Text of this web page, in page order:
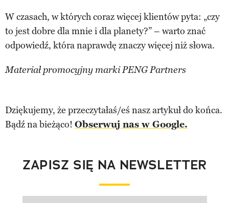
W czasach, w których coraz więcej klientów pyta: „czy
to jest dobre dla mnie i dla planety?” – warto znać
odpowiedź, która naprawdę znaczy więcej niż słowa.
Materiał promocyjny marki PENG Partners
Dziękujemy, że przeczytałaś/eś nasz artykuł do końca.
Bądź na bieżąco! Obserwuj nas w Google.
ZAPISZ SIĘ NA NEWSLETTER